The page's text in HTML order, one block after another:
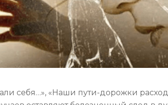
себя…», «Наши пути-дорожки